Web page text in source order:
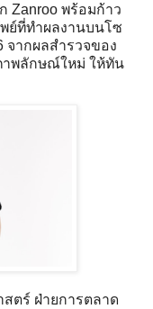
Zanroo พร้อมก้าว
ย์ที่ทำผลงานบนโซ
จากผลสำรวจของ
าพลักษณ์ใหม่ ให้ทัน
ตร์ ฝ่ายการตลาด